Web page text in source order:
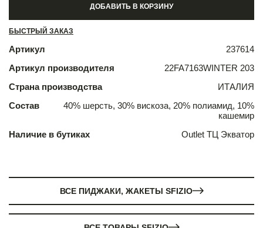
ДОБАВИТЬ В КОРЗИНУ
БЫСТРЫЙ ЗАКАЗ
Артикул
237614
Артикул производителя
22FA7163WINTER 203
Страна производства
ИТАЛИЯ
Состав
40% шерсть, 30% вискоза, 20% полиамид, 10%
кашемир
Наличие в бутиках
Outlet ТЦ Экватор
ВСЕ ПИДЖАКИ, ЖАКЕТЫ SFIZIO